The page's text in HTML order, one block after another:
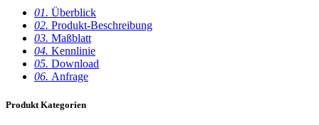
01. Überblick
02. Produkt-Beschreibung
03. Maßblatt
04. Kennlinie
05. Download
06. Anfrage
Produkt Kategorien